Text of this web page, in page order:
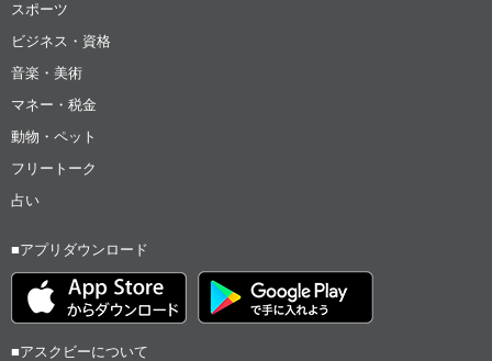
スポーツ
ビジネス・資格
音楽・美術
マネー・税金
動物・ペット
フリートーク
占い
■アプリダウンロード
■アスクビーについて